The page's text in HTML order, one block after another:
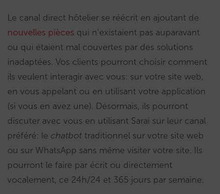
Le canal direct hôtelier se réécrit en ajoutant de
nouvelles pièces qui n’existaient pas auparavant
ou qui étaient mal couvertes par des solutions
inadaptées. Vos clients pourront choisir comment
ils veulent interagir avec vous: sur votre site web,
en vous appelant ou en utilisant votre application
(si vous en avez une). Désormais, ils pourront
discuter avec vous en utilisant Sarai sur leur canal
préféré: le chatbot traditionnel sur votre site web
ou sur WhatsApp sans même visiter votre site. Ils
pourront le faire par écrit ou directement
vocalement, ce 24h/24 et 365 jours par semaine.